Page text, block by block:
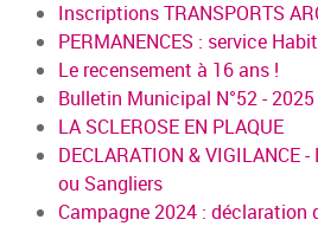
Inscriptions TRANSPORTS
PERMANENCES : service
Le recensement à 16 ans !
Bulletin Municipal N°52 - 2025
LA SCLEROSE EN PLAQUE
DECLARATION & VIGILANCE
ou Sangliers
Campagne 2024 : déclaration